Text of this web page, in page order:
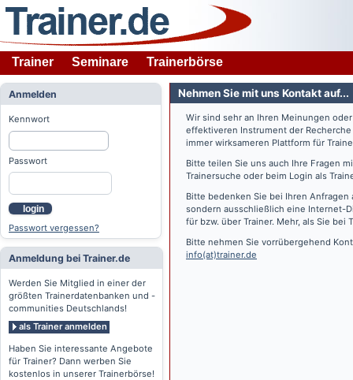
Trainer Seminare Trainerbörse
Anmelden
Kennwort
Passwort
login
Passwort vergessen?
Anmeldung bei Trainer.de
Werden Sie Mitglied in einer der
größten Trainerdatenbanken und -
communities Deutschlands!
als Trainer anmelden
Haben Sie interessante Angebote
für Trainer? Dann werben Sie
kostenlos in unserer Trainerbörse!
Nehmen Sie mit uns Kontakt auf...
Wir sind sehr an Ihren Meinungen
effektiveren Instrument der
immer wirksameren Plattform für
Bitte teilen Sie uns auch Ihre Fragen
Trainersuche oder beim Login als
Bitte bedenken Sie bei Ihren
sondern ausschließlich eine Internet-
für bzw. über Trainer. Mehr, als Sie bei
Bitte nehmen Sie vorrübergehend
info(at)trainer.de